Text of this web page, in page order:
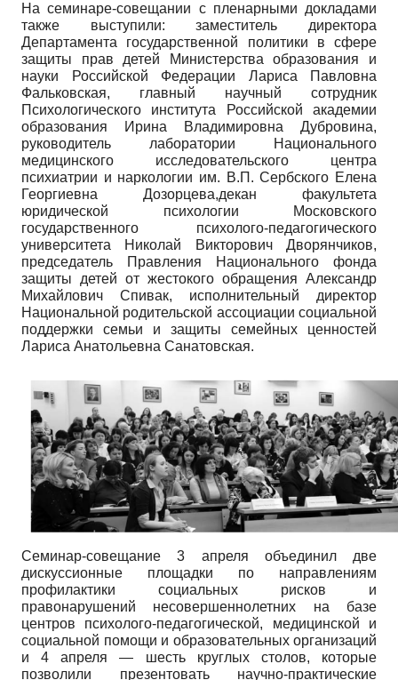
На семинаре-совещании с пленарными докладами
также выступили: заместитель директора
Департамента государственной политики в сфере
защиты прав детей Министерства образования и
науки Российской Федерации Лариса Павловна
Фальковская, главный научный сотрудник
Психологического института Российской академии
образования Ирина Владимировна Дубровина,
руководитель лаборатории Национального
медицинского исследовательского центра
психиатрии и наркологии им. В.П. Сербского Елена
Георгиевна Дозорцева,декан факультета
юридической психологии Московского
государственного психолого-педагогического
университета Николай Викторович Дворянчиков,
председатель Правления Национального фонда
защиты детей от жестокого обращения Александр
Михайлович Спивак, исполнительный директор
Национальной родительской ассоциации социальной
поддержки семьи и защиты семейных ценностей
Лариса Анатольевна Санатовская.
Семинар-совещание 3 апреля объединил две
дискуссионные площадки по направлениям
профилактики социальных рисков и
правонарушений несовершеннолетних на базе
центров психолого-педагогической, медицинской и
социальной помощи и образовательных организаций
и 4 апреля — шесть круглых столов, которые
позволили презентовать научно-практические